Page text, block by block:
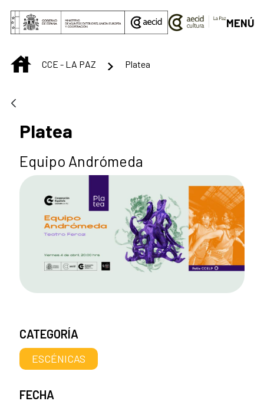
Saut au contenu principal
MENÚ
INICIOCCE - LA PAZ Platea
Platea
Equipo Andrómeda
CATEGORÍA
ESCÉNICAS
FECHA